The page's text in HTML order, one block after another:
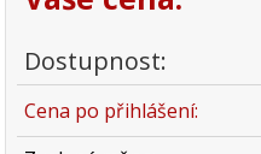
Dostupnost:
Cena po přihlášení: